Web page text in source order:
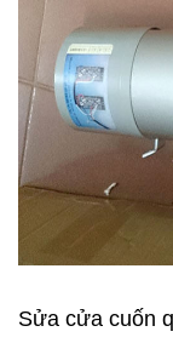
Sửa cửa cuốn